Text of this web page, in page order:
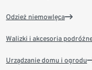
Odzież niemowlęca
Walizki i akcesoria
Urządzanie domu i ogrodu